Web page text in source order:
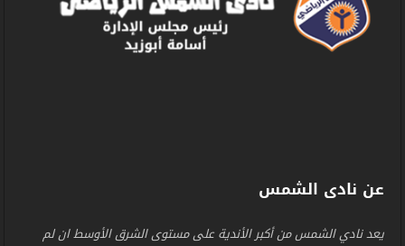
عن نادى الشمس
يعد نادي الشمس من أكبر الأندية على مستوى الشرق الأوسط ان لم